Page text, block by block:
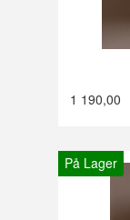
1 190,00
På Lager